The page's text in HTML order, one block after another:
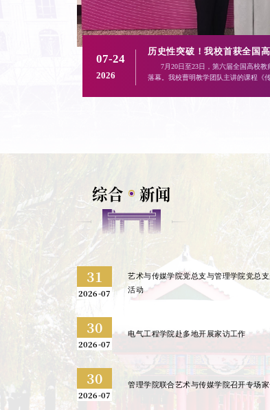
07-16
2026
喜报丨我校在“华为云杯
近日，“华为云杯”2026人工智能
数据中心主任陈中男带领团队经过初赛
综合 新闻
31
2026-07
艺术与传媒学院党总支与管理学院党总
活动
30
2026-07
电气工程学院赴多地开展家访工作
30
2026-07
管理学院联合艺术与传媒学院召开专场